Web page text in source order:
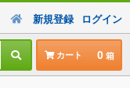
新規登録 ログイン
カート 0